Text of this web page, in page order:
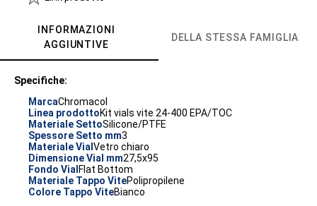
INFORMAZIONI
AGGIUNTIVE
DELLA STESSA FAMIGLIA
Specifiche:
MarcaChromacol
Linea prodottoKit vials vite 24-400 EPA/TOC
Materiale SettoSilicone/PTFE
Spessore Setto mm3
Materiale Vial Vetro chiaro
Dimensione Vial mm27,5x95
Fondo Vial Flat Bottom
Materiale Tappo VitePolipropilene
Colore Tappo ViteBianco